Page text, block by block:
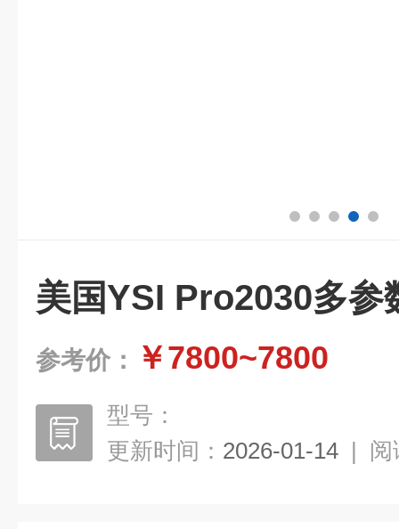
美国YSI Pro2030多参
参考价： ￥7800~7800
型号：
更新时间： 2026-01-14 | 阅